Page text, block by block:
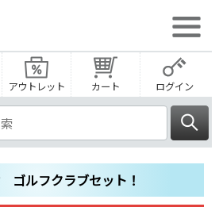
アウトレット カート ログイン
ゴルフクラブセット！